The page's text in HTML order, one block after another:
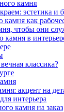
камня
эстетика и
как
чтобы они
камня в
классика?
акцент на
интерьера
камня на заказ